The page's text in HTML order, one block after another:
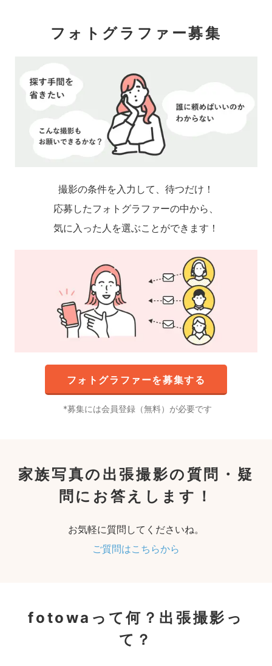
フォトグラファー募集
撮影の条件を入力して、待つだけ！
応募したフォトグラファーの中から、
気に入った人を選ぶことができます！
フォトグラファーを募集する
募集には会員登録（無料）が必要です
家族写真の出張撮影の質問・疑
問にお答えします！
お気軽に質問してくださいね。
ご質問はこちらから
fotowaって何？出張撮影っ
て？